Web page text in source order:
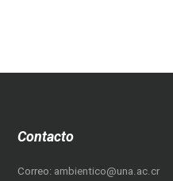
Contacto
Correo: ambientico@una.ac.cr